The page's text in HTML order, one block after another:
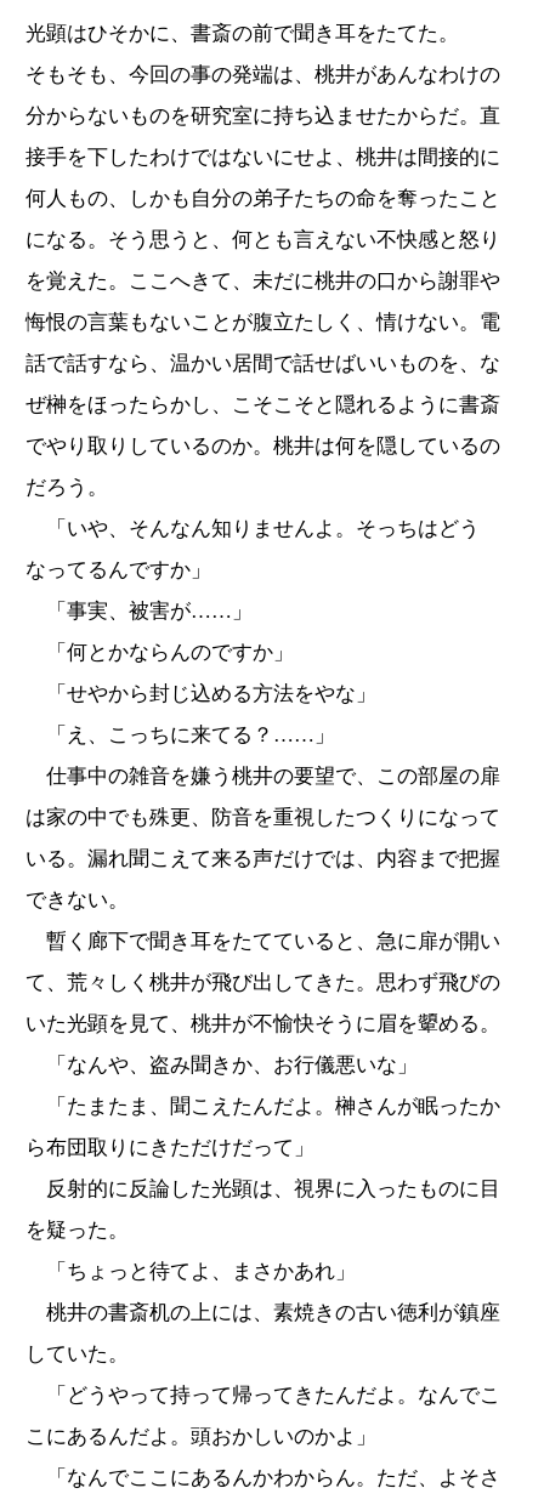
光顕はひそかに、書斎の前で聞き耳をたてた。
そもそも、今回の事の発端は、桃井があんなわけの
分からないものを研究室に持ち込ませたからだ。直
接手を下したわけではないにせよ、桃井は間接的に
何人もの、しかも自分の弟子たちの命を奪ったこと
になる。そう思うと、何とも言えない不快感と怒り
を覚えた。ここへきて、未だに桃井の口から謝罪や
悔恨の言葉もないことが腹立たしく、情けない。電
話で話すなら、温かい居間で話せばいいものを、な
ぜ榊をほったらかし、こそこそと隠れるように書斎
でやり取りしているのか。桃井は何を隠しているの
だろう。
「いや、そんなん知りませんよ。そっちはどう
なってるんですか」
「事実、被害が……」
「何とかならんのですか」
「せやから封じ込める方法をやな」
「え、こっちに来てる？……」
仕事中の雑音を嫌う桃井の要望で、この部屋の扉
は家の中でも殊更、防音を重視したつくりになって
いる。漏れ聞こえて来る声だけでは、内容まで把握
できない。
暫く廊下で聞き耳をたてていると、急に扉が開い
て、荒々しく桃井が飛び出してきた。思わず飛びの
いた光顕を見て、桃井が不愉快そうに眉を顰める。
「なんや、盗み聞きか、お行儀悪いな」
「たまたま、聞こえたんだよ。榊さんが眠ったか
ら布団取りにきただけだって」
反射的に反論した光顕は、視界に入ったものに目
を疑った。
「ちょっと待てよ、まさかあれ」
桃井の書斎机の上には、素焼きの古い徳利が鎮座
していた。
「どうやって持って帰ってきたんだよ。なんでこ
こにあるんだよ。頭おかしいのかよ」
「なんでここにあるんかわからん。ただ、よそさ